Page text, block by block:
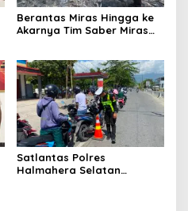
Berantas Miras Hingga ke
Akarnya Tim Saber Miras
Tikus Aktif
Satlantas Polres
Halmahera Selatan